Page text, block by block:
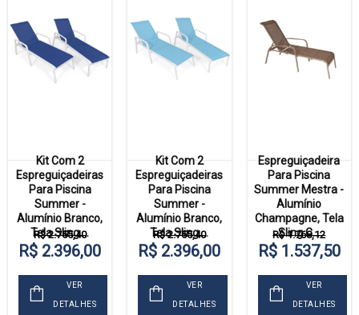
Kit Com 2
Espreguiçadeiras
Para Piscina
Summer -
Alumínio Branco,
Tela Sling ...
R$ 2.755,40
R$ 2.396,00
VER
DETALHES
Kit Com 2
Espreguiçadeiras
Para Piscina
Summer -
Alumínio Branco,
Tela Sling ...
R$ 2.755,40
R$ 2.396,00
VER
DETALHES
Espreguiçadeira
Para Piscina
Summer Mestra -
Alumínio
Champagne, Tela
Sling C...
R$ 1.768,12
R$ 1.537,50
VER
DETALHES